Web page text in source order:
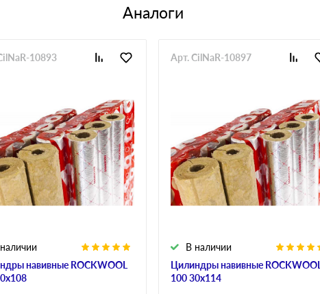
Аналоги
навивные ROCKWOOL
10893
Цилиндры навивные ROCKWOOL
100 30х114
В наличии
Арт. CilNaR-10897